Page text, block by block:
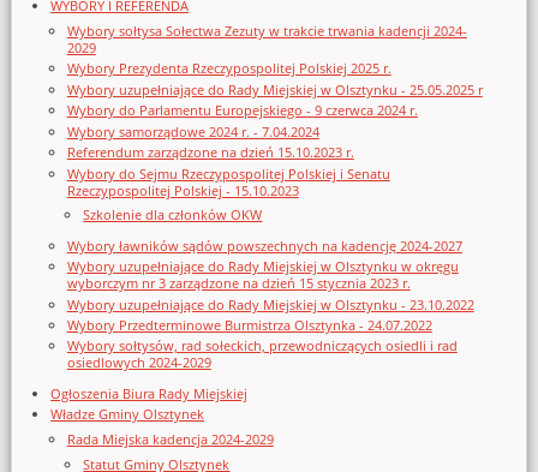
WYBORY I REFERENDA
Wybory sołtysa Sołectwa Zezuty w trakcie trwania kadencji 2024-
2029
Wybory Prezydenta Rzeczypospolitej Polskiej 2025 r.
Wybory uzupełniające do Rady Miejskiej w Olsztynku - 25.05.2025 r
Wybory do Parlamentu Europejskiego - 9 czerwca 2024 r.
Wybory samorządowe 2024 r. - 7.04.2024
Referendum zarządzone na dzień 15.10.2023 r.
Wybory do Sejmu Rzeczypospolitej Polskiej i Senatu
Rzeczypospolitej Polskiej - 15.10.2023
Szkolenie dla członków OKW
Wybory ławników sądów powszechnych na kadencję 2024-2027
Wybory uzupełniające do Rady Miejskiej w Olsztynku w okręgu
wyborczym nr 3 zarządzone na dzień 15 stycznia 2023 r.
Wybory uzupełniające do Rady Miejskiej w Olsztynku - 23.10.2022
Wybory Przedterminowe Burmistrza Olsztynka - 24.07.2022
Wybory sołtysów, rad sołeckich, przewodniczących osiedli i rad
osiedlowych 2024-2029
Ogłoszenia Biura Rady Miejskiej
Władze Gminy Olsztynek
Rada Miejska kadencja 2024-2029
Statut Gminy Olsztynek